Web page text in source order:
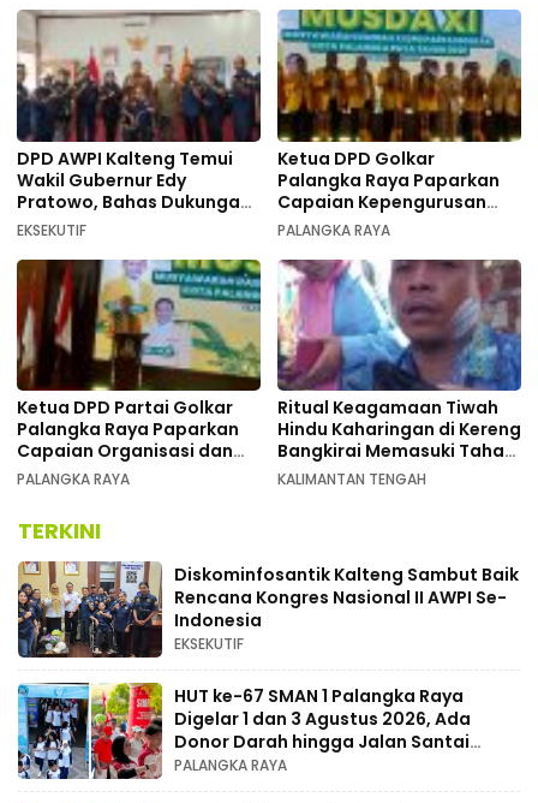
DPD AWPI Kalteng Temui
Wakil Gubernur Edy
Pratowo, Bahas Dukungan
Kongres Nasional II AWPI di
EKSEKUTIF
Ketua DPD Golkar
Palangka Raya Paparkan
Capaian Kepengurusan
pada Pembukaan Musda XI
PALANGKA RAYA
Ketua DPD Partai Golkar
Palangka Raya Paparkan
Capaian Organisasi dan
Kemenangan Pemilu pada
PALANGKA RAYA
Ritual Keagamaan Tiwah
Hindu Kaharingan di Kereng
Bangkirai Memasuki Tahap
Akhir
KALIMANTAN TENGAH
TERKINI
Diskominfosantik Kalteng Sambut Baik
Rencana Kongres Nasional II AWPI Se-
Indonesia
EKSEKUTIF
HUT ke-67 SMAN 1 Palangka Raya
Digelar 1 dan 3 Agustus 2026, Ada
Donor Darah hingga Jalan Santai
Berhadiah Doorprize
PALANGKA RAYA